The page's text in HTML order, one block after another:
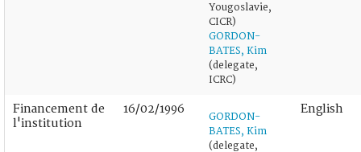
Yougoslavie,
CICR)
GORDON-
BATES, Kim
(delegate,
ICRC)
Financement de
l'institution
16/02/1996
GORDON-
BATES, Kim
(delegate,
English